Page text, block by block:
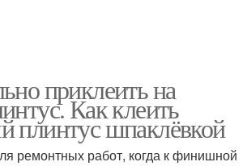
приклеить на
Как клеить
плинтус шпаклёвкой
ремонтных работ, когда к финишной